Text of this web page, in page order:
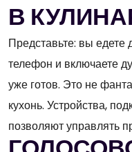
В
Представьте: вы едете
телефон и включаете
уже готов. Это не
кухонь. Устройства,
позволяют управлять